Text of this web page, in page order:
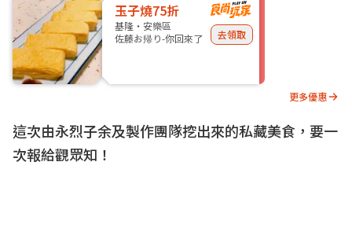
玉子燒75折
基隆・安樂區
佐藤お帰り-你回來了
去領取
更多優惠
這次由永烈子余及製作團隊挖出來的私藏美食，要一
次報給觀眾知！